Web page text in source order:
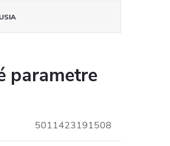
parametre
5011423191508